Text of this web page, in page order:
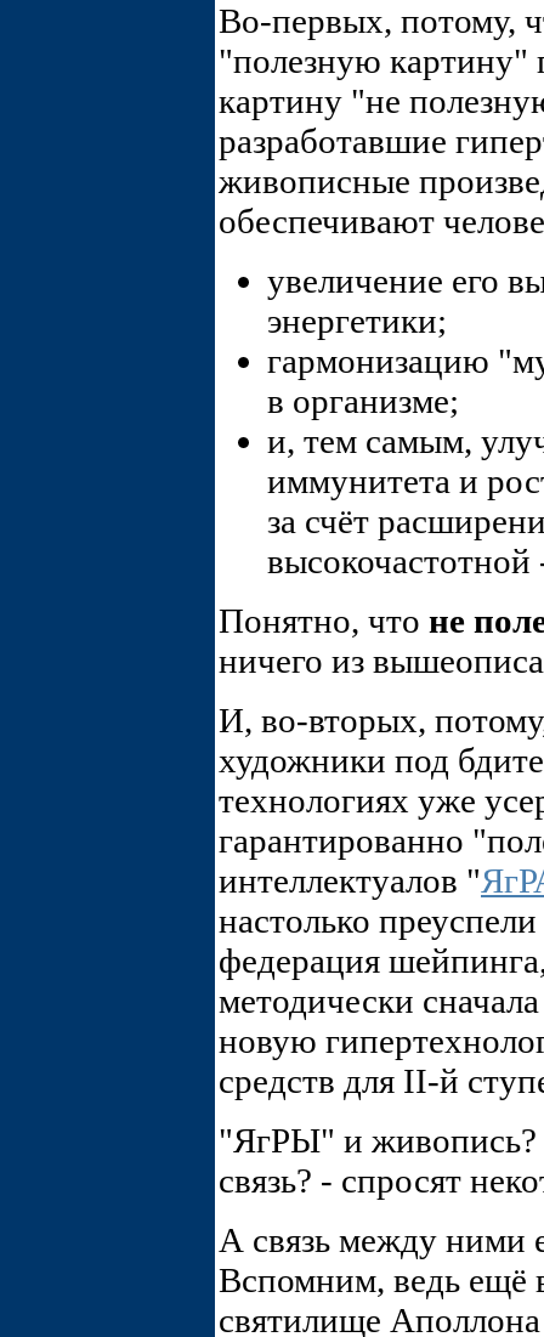
Во-первых, потому,
"полезную картину"
картину "не
разработавшие
живописные
обеспечивают
увеличение его
энергетики;
гармонизацию
в организме;
и, тем самым,
иммунитета и
за счёт
Понятно, что не
ничего из
И, во-вторых,
художники под
технологиях уже
гарантированно
интеллектуалов "
настолько
федерация
методически
новую
средств для II-й
"ЯгРЫ" и живопись?
связь? - спросят
А связь между ними
Вспомним, ведь ещё
святилище